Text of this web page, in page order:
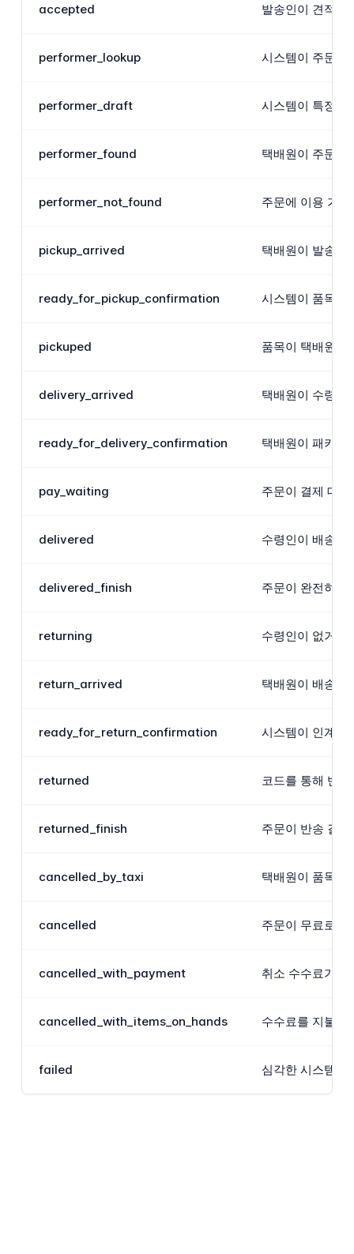
accepted 발송인이 견적된
performer_lookup 시스템이 주문을
performer_draft 시스템이 특정
performer_found 택배원이 주문에
performer_not_found 주문에 이용 가
pickup_arrived 택배원이 발송인
ready_for_pickup_confirmation 시스템이 품목이
pickuped 품목이 택배원에
delivery_arrived 택배원이 수령인
ready_for_delivery_confirmation 택배원이 패키지
pay_waiting 주문이 결제 대
delivered 수령인이 배송
delivered_finish 주문이 완전히
returning 수령인이 없거나
return_arrived 택배원이 배송되
ready_for_return_confirmation 시스템이 인계를
returned 코드를 통해 반
returned_finish 주문이 반송 결
cancelled_by_taxi 택배원이 품목을
cancelled 주문이 무료로
cancelled_with_payment 취소 수수료가
cancelled_with_items_on_hands 수수료를 지불하
failed 심각한 시스템